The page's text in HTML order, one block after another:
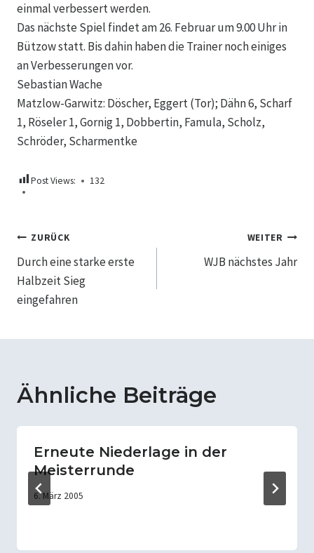
einmal verbessert werden.
Das nächste Spiel findet am 26. Februar um 9.00 Uhr in
Bützow statt. Bis dahin haben die Trainer noch einiges
an Verbesserungen vor.
Sebastian Wache
Matzlow-Garwitz: Döscher, Eggert (Tor); Dähn 6, Scharf
1, Röseler 1, Gornig 1, Dobbertin, Famula, Scholz,
Schröder, Scharmentke
Post Views: 132
Beitragsnavigation
ZURÜCK
Durch eine starke erste
Halbzeit Sieg
eingefahren
WEITER
WJB nächstes Jahr
Ähnliche Beiträge
Erneute Niederlage in der
Meisterrunde
6. März 2005